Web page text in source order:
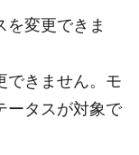
を変更できま
できません。モ
ータスが対象で